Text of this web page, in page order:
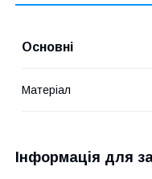
Основні
Матеріал
Інформація для